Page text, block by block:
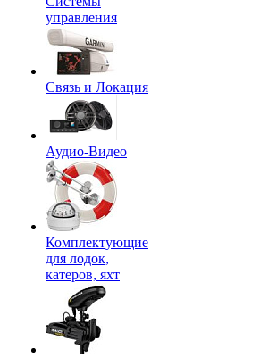
управления
Связь и Локация
Аудио-Видео
Комплектующие
для лодок,
катеров, яхт